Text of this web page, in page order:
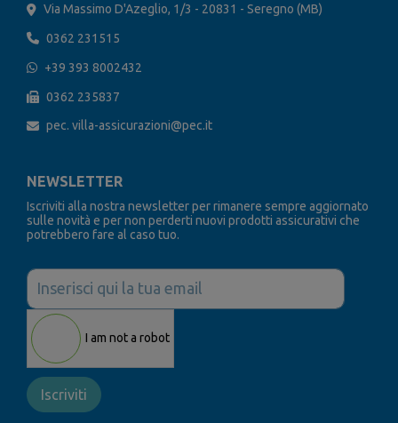
Via Massimo D'Azeglio, 1/3 - 20831 - Seregno (MB)
0362 231515
+39 393 8002432
0362 235837
pec. villa-assicurazioni@pec.it
NEWSLETTER
Iscriviti alla nostra newsletter per rimanere sempre aggiornato
sulle novità e per non perderti nuovi prodotti assicurativi che
potrebbero fare al caso tuo.
I am not a robot
Iscriviti